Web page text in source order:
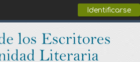
Identificarse